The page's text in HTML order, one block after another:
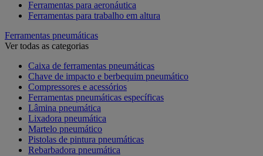
Ferramentas para aeronáutica
Ferramentas para trabalho em altura
Ferramentas pneumáticas
Ver todas as categorias
Caixa de ferramentas pneumáticas
Chave de impacto e berbequim pneumático
Compressores e acessórios
Ferramentas pneumáticas específicas
Lâmina pneumática
Lixadora pneumática
Martelo pneumático
Pistolas de pintura pneumáticas
Rebarbadora pneumática